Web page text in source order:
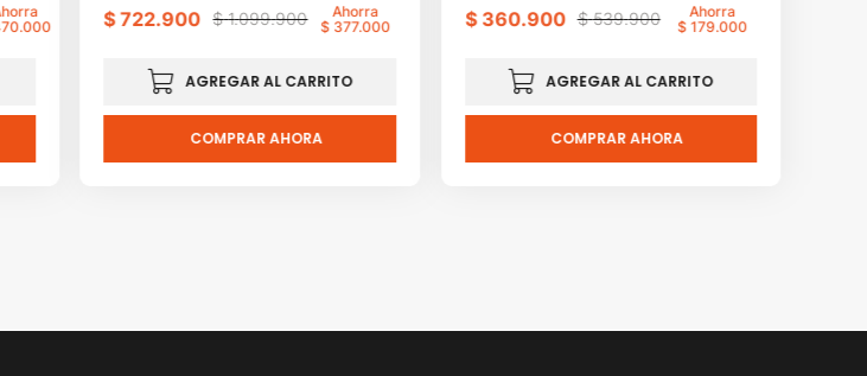
.000 $ 1.099.900
$ 722.900
Ahorra
$ 377.000
AGREGAR AL CARRITO
COMPRAR AHORA
$ 539.900
$ 360.900
Ahorra
$ 179.000
AGREGAR AL CARRITO
COMPRAR AHORA